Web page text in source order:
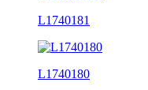
L1740181
L1740180